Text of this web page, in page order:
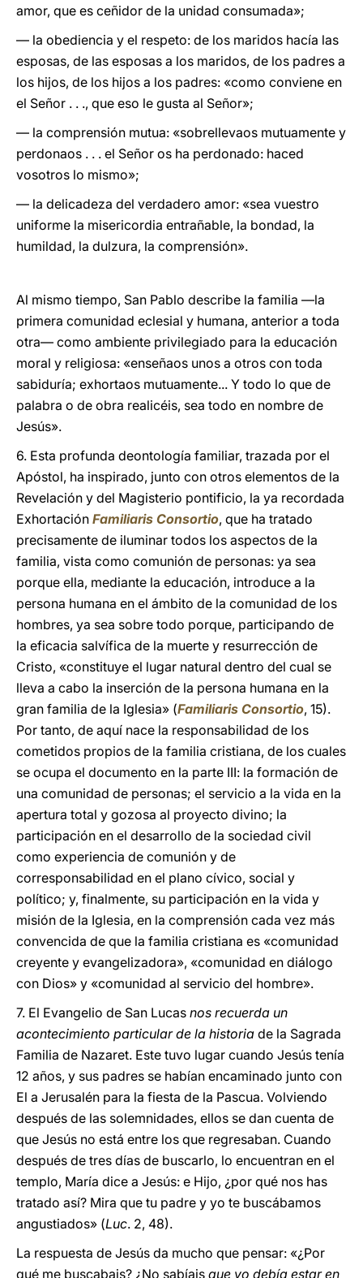
amor, que es ceñidor de la unidad consumada»;
— la obediencia y el respeto: de los maridos hacía las
esposas, de las esposas a lοs maridos, de los padres a
los hijos, de los hijos a los padres: «como conviene en
el Señor . . ., que eso le gusta al Señor»;
— la comprensión mutua: «sobrellevaos mutuamente y
perdonaos . . . el Señor os ha perdonado: haced
vosotros lo mismo»;
— la delicadeza del verdadero amor: «sea vuestro
uniforme la misericordia entrañable, la bondad, la
humildad, la dulzura, la comprensión».
Al mismo tiempo, San Pablo describe la familia —la
primera comunidad eclesial y humana, anterior a toda
otra— como ambiente privilegiado para la educación
moral y religiosa: «enseñaos unos a otros con toda
sabiduría; exhortaos mutuamente... Y todo lo que de
palabra o de obra realicéis, sea todo en nombre de
Jesús».
6. Esta profunda deontología familiar, trazada por el
Apóstol, ha inspirado, junto con otros elementos de la
Revelación y del Magisterio pontificio, la ya recordada
Exhortación Familiaris Consortio, que ha tratado
precisamente de iluminar todos los aspectos de la
familia, vista como comunión de personas: ya sea
porque ella, mediante la educación, introduce a la
persona humana en el ámbito de la comunidad de los
hombres, ya sea sobre todo porque, participando de
la eficacia salvífica de la muerte y resurrección de
Cristo, «constituye el lugar natural dentro del cual se
lleva a cabo la inserción de la persona humana en la
gran familia de la Iglesia» (Familiaris Consortio, 15).
Por tanto, de aquí nace la responsabilidad de los
cometidos propios de la familia cristiana, de los cuales
se ocupa el documento en la parte III: la formación de
una comunidad de personas; el servicio a la vida en la
apertura total y gozosa al proyecto divino; la
participación en el desarrollo de la sociedad civil
como experiencia de comunión y de
corresponsabilidad en el plano cívico, social y
político; y, finalmente, su participación en la vida y
misión de la Iglesia, en la comprensión cada vez más
convencida de que la familia cristiana es «comunidad
creyente y evangelizadora», «comunidad en diálogo
con Dios» y «comunidad al servicio del hombre».
7. El Evangelio de San Lucas nos recuerda un
acontecimiento particular de la historia de la Sagrada
Familia de Nazaret. Este tuvo lugar cuando Jesús tenía
12 años, y sus padres se habían encaminado junto con
El a Jerusalén para la fiesta de la Pascua. Volviendo
después de las solemnidades, ellos se dan cuenta de
que Jesús no está entre los que regresaban. Cuando
después de tres días de buscarlo, lo encuentran en el
templo, María dice a Jesús: e Hijo, ¿por qué nos has
tratado así? Mira que tu padre y yo te buscábamos
angustiados» (Luc. 2, 48).
La respuesta de Jesús da mucho que pensar: «¿Por
qué me buscabais? ¿No sabíais que yo debía estar en